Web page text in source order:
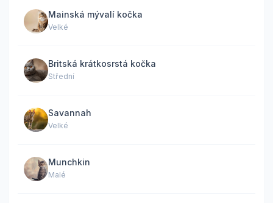
Mainská mývalí kočka
Velké
Britská krátkosrstá kočka
Střední
Savannah
Velké
Munchkin
Malé